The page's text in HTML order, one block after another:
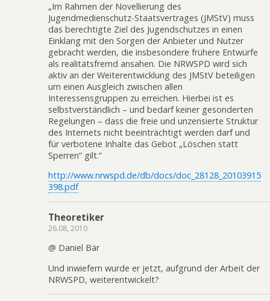
„Im Rahmen der Novellierung des
Jugendmedienschutz-Staatsvertrages (JMStV) muss
das berechtigte Ziel des Jugendschutzes in einen
Einklang mit den Sorgen der Anbieter und Nutzer
gebracht werden, die insbesondere frühere Entwürfe
als realitätsfremd ansahen. Die NRWSPD wird sich
aktiv an der Weiterentwicklung des JMStV beteiligen
um einen Ausgleich zwischen allen
Interessensgruppen zu erreichen. Hierbei ist es
selbstverständlich – und bedarf keiner gesonderten
Regelungen – dass die freie und unzensierte Struktur
des Internets nicht beeinträchtigt werden darf und
für verbotene Inhalte das Gebot „Löschen statt
Sperren“ gilt.“
http://www.nrwspd.de/db/docs/doc_28128_20103915
398.pdf
Theoretiker
26.08, 2010
@ Daniel Bär
Und inwiefern wurde er jetzt, aufgrund der Arbeit der
NRWSPD, weiterentwickelt?